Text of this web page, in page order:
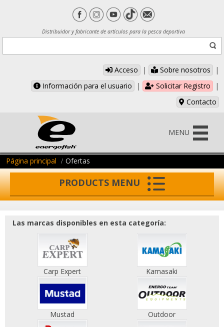
Distribuidor y fabricante de artículos para la pesca deportiva
Acceso | Sobre nosotros
|
Información para el usuario
| Solicitar Registro
|
Contacto
MENU
Página principal Ofertas
PRODUCTS MENU
Las marcas disponibles en esta categoría:
Carp Expert Kamasaki
Mustad Outdoor